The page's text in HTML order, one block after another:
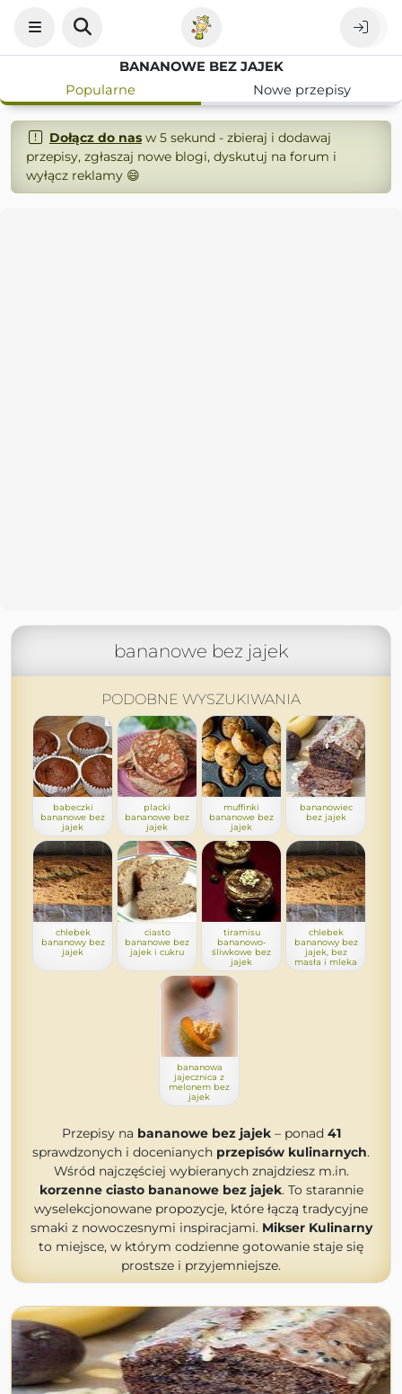
BANANOWE BEZ JAJEK
Popularne
Nowe przepisy
Dołącz do nasw 5 sekund - zbieraj i dodawaj
przepisy, zgłaszaj nowe blogi, dyskutuj na forum i
wyłącz reklamy 😄
bananowe bez jajek
PODOBNE WYSZUKIWANIA
babeczki
bananowe bez
jajek
placki
bananowe bez
jajek
muffinki
bananowe bez
jajek
bananowiec
bez jajek
chlebek
bananowy bez
jajek
ciasto
bananowe bez
jajek i cukru
tiramisu
bananowo-
śliwkowe bez
jajek
chlebek
bananowy bez
jajek, bez
masła i mleka
bananowa
jajecznica z
melonem bez
jajek
Przepisy na bananowe bez jajek– ponad 41
sprawdzonych i docenianych przepisów kulinarnych.
Wśród najczęściej wybieranych znajdziesz m.in.
korzenne ciasto bananowe bez jajek. To starannie
wyselekcjonowane propozycje, które łączą tradycyjne
smaki z nowoczesnymi inspiracjami. Mikser Kulinarny
to miejsce, w którym codzienne gotowanie staje się
prostsze i przyjemniejsze.